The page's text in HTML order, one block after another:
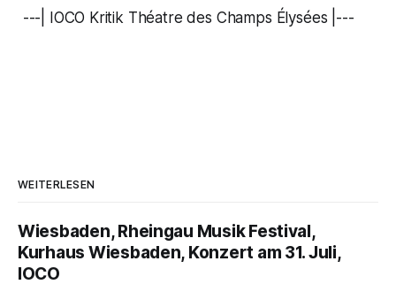
---| IOCO Kritik Théatre des Champs Élysées |---
WEITERLESEN
Wiesbaden, Rheingau Musik Festival,
Kurhaus Wiesbaden, Konzert am 31. Juli,
IOCO